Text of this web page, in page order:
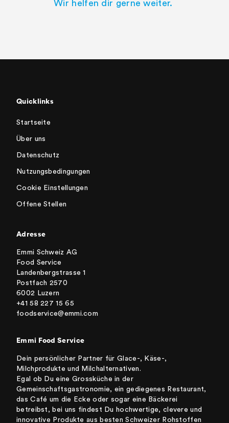
Wir helfen dir gerne weiter.
Quicklinks
Startseite
Über uns
Datenschutz
Nutzungsbedingungen
Cookie Einstellungen
Offene Stellen
Adresse
Emmi Schweiz AG
Food Service
Landenbergstrasse 1
Postfach 2570
6002 Luzern
+41 58 227 15 65
foodservice@emmi.com
Emmi Food Service
Dein persönlicher Partner für Glace-, Käse-,
Milchprodukte und Milchalternativen.
Egal ob Du eine Grossküche in der
Gemeinschaftsgastronomie, ein gediegenes Restaurant,
das Café um die Ecke oder sogar eine Bäckerei
betreibst, bei uns findest Du hochwertige, clevere und
innovative Produkte aus besten Schweizer Rohstoffen